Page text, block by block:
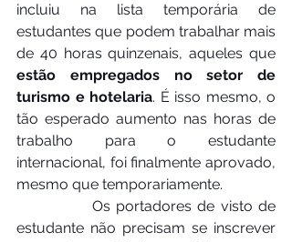
incluiu na lista temporária de
estudantes que podem trabalhar mais
estão empregados no setor de
turismo e hotelaria. É isso mesmo, o
tão esperado aumento nas horas de
trabalho para o estudante
internacional, foi finalmente aprovado,
mesmo que temporariamente.
estudante não precisam se inscrever